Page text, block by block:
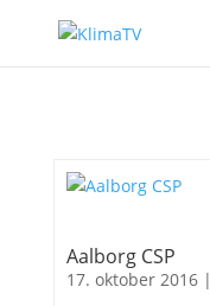
Aalborg CSP
17. oktober 2016|